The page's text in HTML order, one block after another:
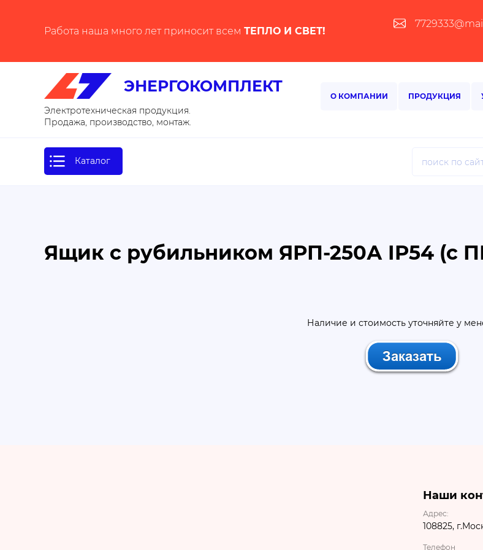
Работа наша много лет приносит всем ТЕПЛО И СВЕТ!
ЭНЕРГОКОМПЛЕКТ
Электротехническая продукция.
Продажа, производство, монтаж.
О КОМПАНИИ ПРОДУКЦИЯ
Каталог
Ящик с рубильником ЯРП-250А IP54 (с
Наличие и стоимость уточняйте у
Наши
Адрес:
108825,
Телефон